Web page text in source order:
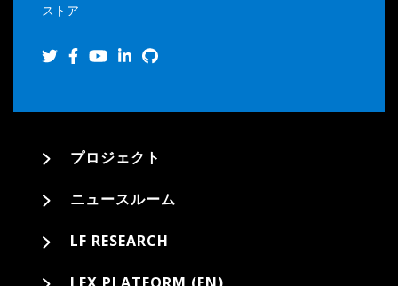
ストア
プロジェクト
ニュースルーム
LF RESEARCH